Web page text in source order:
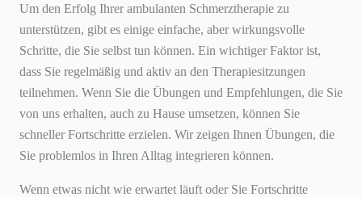
Um den Erfolg Ihrer ambulanten Schmerztherapie zu
unterstützen, gibt es einige einfache, aber wirkungsvolle
Schritte, die Sie selbst tun können. Ein wichtiger Faktor ist,
dass Sie regelmäßig und aktiv an den Therapiesitzungen
teilnehmen. Wenn Sie die Übungen und Empfehlungen, die Sie
von uns erhalten, auch zu Hause umsetzen, können Sie
schneller Fortschritte erzielen. Wir zeigen Ihnen Übungen, die
Sie problemlos in Ihren Alltag integrieren können.
Wenn etwas nicht wie erwartet läuft oder Sie Fortschritte